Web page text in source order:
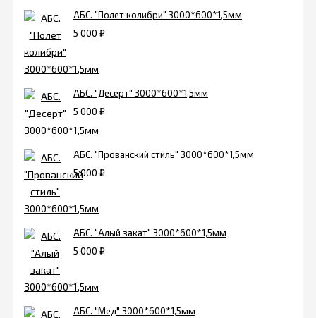
АБС. "Полет колибри" 3000*600*1,5мм
5 000 ₽
АБС. "Десерт" 3000*600*1,5мм
5 000 ₽
АБС. "Прованский стиль" 3000*600*1,5мм
5 000 ₽
АБС. "Алый закат" 3000*600*1,5мм
5 000 ₽
АБС. "Мед" 3000*600*1,5мм